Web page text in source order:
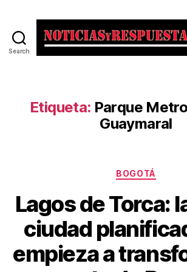
Search
Etiqueta: Parque
Guaymaral
Categorías
BOGOTÁ
Lagos de Torca:
ciudad
empieza a